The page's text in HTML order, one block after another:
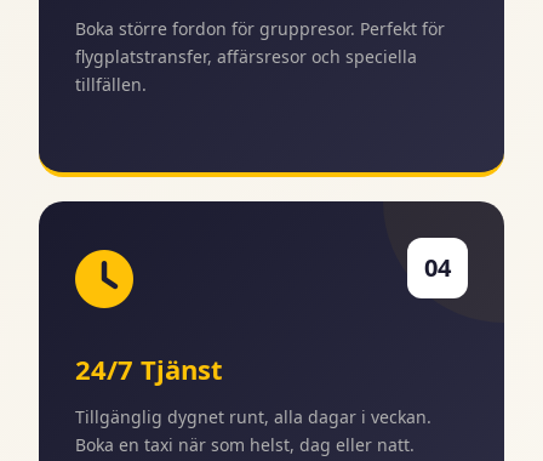
Boka större fordon för gruppresor. Perfekt för
flygplatstransfer, affärsresor och speciella
tillfällen.
04
24/7 Tjänst
Tillgänglig dygnet runt, alla dagar i veckan.
Boka en taxi när som helst, dag eller natt.